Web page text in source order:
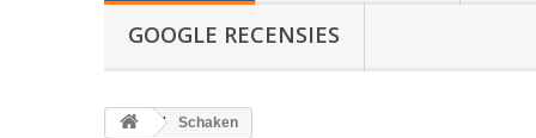
GOOGLE RECENSIES
Schaken